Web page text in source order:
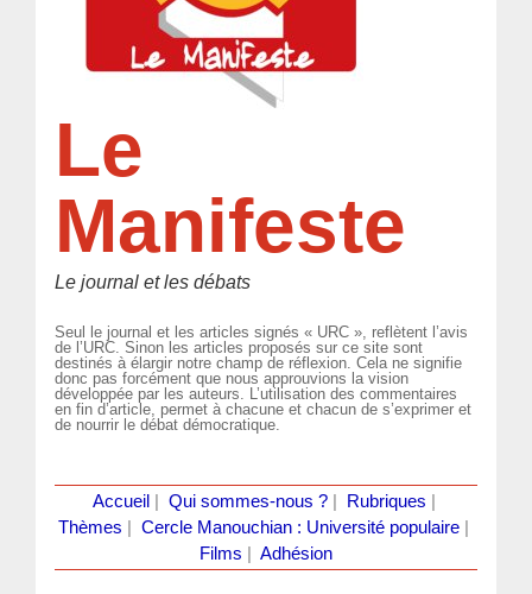
Le
Manifeste
Le journal et les débats
Seul le journal et les articles signés « URC », reflètent l’avis
de l’URC. Sinon les articles proposés sur ce site sont
destinés à élargir notre champ de réflexion. Cela ne signifie
donc pas forcément que nous approuvions la vision
développée par les auteurs. L’utilisation des commentaires
en fin d’article, permet à chacune et chacun de s’exprimer et
de nourrir le débat démocratique.
Accueil Qui sommes-nous ?| Rubriques
Thèmes
Cercle Manouchian : Université populaire
Films
Adhésion